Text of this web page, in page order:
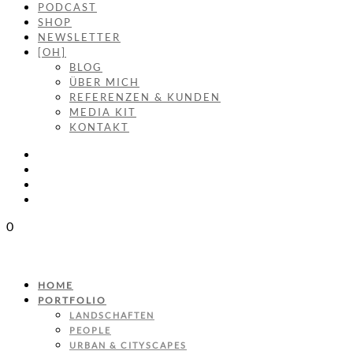
PODCAST
SHOP
NEWSLETTER
[OH]
BLOG
ÜBER MICH
REFERENZEN & KUNDEN
MEDIA KIT
KONTAKT
0
HOME
PORTFOLIO
LANDSCHAFTEN
PEOPLE
URBAN & CITYSCAPES